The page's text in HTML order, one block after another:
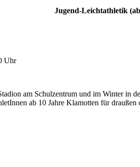
Jugend-Leichtathletik
Uhr
am Schulzentrum und im Winter in
ab 10 Jahre Klamotten für